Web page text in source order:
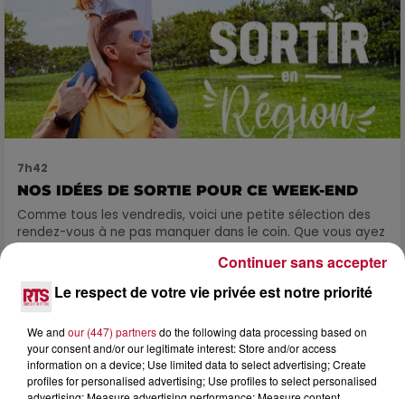
7h42
NOS IDÉES DE SORTIE POUR CE WEEK-END
Comme tous les vendredis, voici une petite sélection des
rendez-vous à ne pas manquer dans le coin. Que vous ayez
Le respect de votre vie privée est notre priorité
We and our (447) partnersdo the following data processing based on
your consent and/or our legitimate interest: Store and/or access
information on a device; Use limited data to select advertising; Create
profiles for personalised advertising; Use profiles to select personalised
Continuer sans accepter